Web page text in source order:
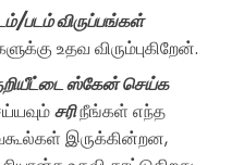
படம் விருப்பங்கள்
உதவ விரும்புகிறேன்.
ஸ்கேன் செய்க
சரிநீங்கள் எந்த
இருக்கின்றன,